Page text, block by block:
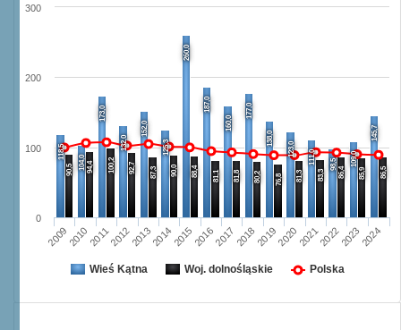
118,5
104,0
173,0
132,0
152,0
125,3
260,0
187,0
160,0
177,0
138,0
123,0 111,0 98,5 109,0
145,7
90,5 94,4 100,2 92,7 87,3 90,0 88,4 81,1 81,8 80,2 76,8 81,3 83,3 86,4 85,9 86,5
2009201020112012201320142015201620172018201920202021202220232024
0
100
200
300
Wieś Kątna Woj. dolnośląskie Polska